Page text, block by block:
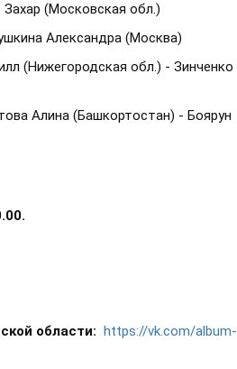
(Московская обл.)
Александра (Москва)
(Нижегородская обл.) - Зинченко
Алина (Башкортостан) - Боярун
области: https://vk.com/album-